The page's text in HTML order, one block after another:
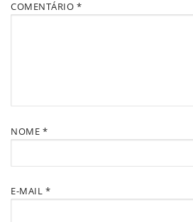
COMENTÁRIO *
NOME *
E-MAIL *